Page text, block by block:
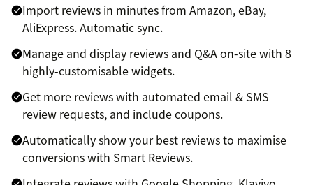
Import reviews in minutes from Amazon, eBay,
AliExpress. Automatic sync.
Manage and display reviews and Q&A on-site with 8
highly-customisable widgets.
Get more reviews with automated email & SMS
review requests, and include coupons.
Automatically show your best reviews to maximise
conversions with Smart Reviews.